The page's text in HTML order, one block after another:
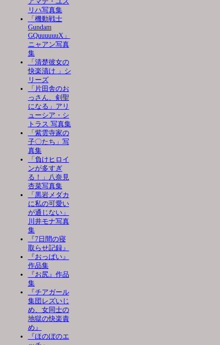
リハ写真集
「機動戦士
Gundam
GQuuuuuuX」
ニャアン写真
集
「清楚彼女の
快楽漬け 」シ
リーズ
「片田舎のお
っさん、剣聖
になる」アリ
ューシア・シ
トラス 写真集
「紫雲寺家の
子〇たち」写
真集
「負けヒロイ
ンが多すぎ
る！」八奈見
杏菜写真集
「黒岩メダカ
に私の可愛い
が通じない」
川井モナ写真
集
『7日間の寝
取らせ記録』
『おっぱい』
作品集
『お尻』作品
集
『チアガール
集団レズいじ
め、女同士の
地獄の快楽責
め』
『ほのぼのエ